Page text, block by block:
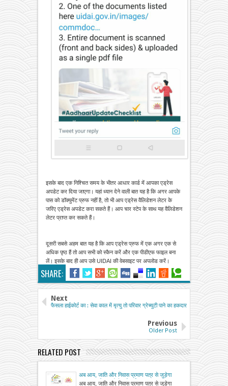
इसके बाद एक निश्चित समय के भीतर आधार कार्ड में आपका एड्रेस
अपडेट कर दिया जाएगा। यहां ध्यान देने वाली बात यह है कि अगर आपके
पास को डॉक्युमेंट प्रुफ नहीं है, तो भी आप एड्रेस वैलिडेशन लेटर के
जरिए एड्रेस अपडेट करा सकते हैं। आप चार स्टेप के साथ यह वैलिडेशन
लेटर प्राप्त कर सकते हैं।
दूसरी सबसे अहम बात यह है कि आप एड्रेस प्रुफ में एक अगर एक से
अधिक पृष्ठ हैं तो आप सभी को स्कैन करें और एक पीडीएफ फाइल बना
लें। इसके बाद ही आप उसे UIDAI की वेबसाइट पर अपलोड करें।
SHARE:
Next
फैसला हाईकोर्ट का : सेवा काल में मृत्यु तो परिवार ग्रेच्युटी पाने का हकदार
Previous
Older Post
RELATED POST
अब आय, जाति और निवास प्रमाण पत्र से जुड़ेगा
आधार, प्रक्रिया होगी अनिवार्य
अब आय, जाति और निवास प्रमाण पत्र से जुड़ेगा